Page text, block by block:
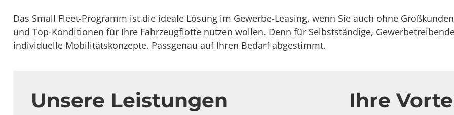
Das Small Fleet-Programm ist die ideale Lösung im Gewerbe-Leasing, wenn Sie auch ohne
und Top-Konditionen für Ihre Fahrzeugflotte nutzen wollen. Denn für Selbstständige,
individuelle Mobilitätskonzepte. Passgenau auf Ihren Bedarf abgestimmt.
Unsere Leistungen Ihre